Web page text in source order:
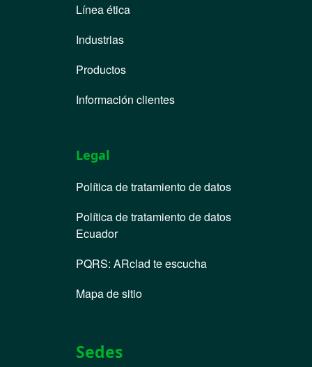
Línea ética
Industrias
Productos
Información clientes
Legal
Política de tratamiento de datos
Política de tratamiento de datos
Ecuador
PQRS: ARclad te escucha
Mapa de sitio
Sedes